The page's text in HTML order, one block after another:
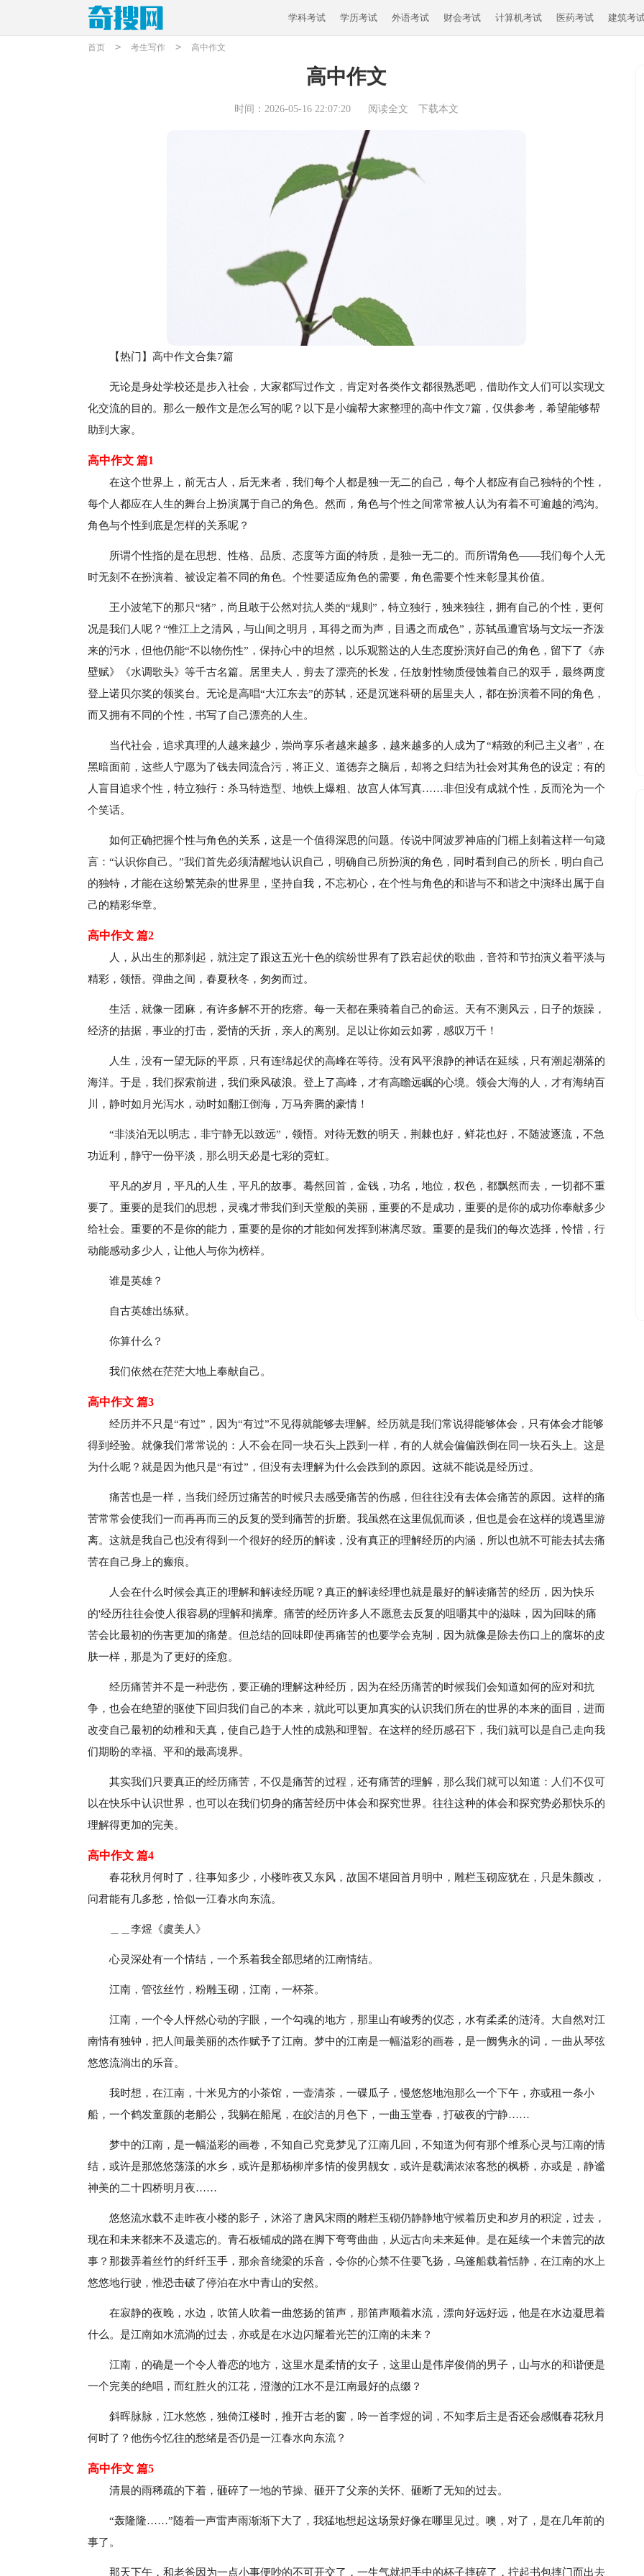
学科考试 学历考试 外语考试 财会考试 计算机考试 医药考试 建筑考
首页 > 考生写作 > 高中作文
高中作文
时间：2026-05-16 22:07:20 阅读全文 下载本文
【热门】高中作文合集7篇
无论是身处学校还是步入社会，大家都写过作文，肯定对各类作文都很熟悉吧，借助作文人们可以实现文
化交流的目的。那么一般作文是怎么写的呢？以下是小编帮大家整理的高中作文7篇，仅供参考，希望能够帮
助到大家。
高中作文 篇1
在这个世界上，前无古人，后无来者，我们每个人都是独一无二的自己，每个人都应有自己独特的个性，
每个人都应在人生的舞台上扮演属于自己的角色。然而，角色与个性之间常常被人认为有着不可逾越的鸿沟。
角色与个性到底是怎样的关系呢？
所谓个性指的是在思想、性格、品质、态度等方面的特质，是独一无二的。而所谓角色——我们每个人无
时无刻不在扮演着、被设定着不同的角色。个性要适应角色的需要，角色需要个性来彰显其价值。
王小波笔下的那只“猪”，尚且敢于公然对抗人类的“规则”，特立独行，独来独往，拥有自己的个性，更何
况是我们人呢？“惟江上之清风，与山间之明月，耳得之而为声，目遇之而成色”，苏轼虽遭官场与文坛一齐泼
来的污水，但他仍能“不以物伤性”，保持心中的坦然，以乐观豁达的人生态度扮演好自己的角色，留下了《赤
壁赋》《水调歌头》等千古名篇。居里夫人，剪去了漂亮的长发，任放射性物质侵蚀着自己的双手，最终两度
登上诺贝尔奖的领奖台。无论是高唱“大江东去”的苏轼，还是沉迷科研的居里夫人，都在扮演着不同的角色，
而又拥有不同的个性，书写了自己漂亮的人生。
当代社会，追求真理的人越来越少，崇尚享乐者越来越多，越来越多的人成为了“精致的利己主义者”，在
黑暗面前，这些人宁愿为了钱去同流合污，将正义、道德弃之脑后，却将之归结为社会对其角色的设定；有的
人盲目追求个性，特立独行：杀马特造型、地铁上爆粗、故宫人体写真……非但没有成就个性，反而沦为一个
个笑话。
如何正确把握个性与角色的关系，这是一个值得深思的问题。传说中阿波罗神庙的门楣上刻着这样一句箴
言：“认识你自己。”我们首先必须清醒地认识自己，明确自己所扮演的角色，同时看到自己的所长，明白自己
的独特，才能在这纷繁芜杂的世界里，坚持自我，不忘初心，在个性与角色的和谐与不和谐之中演绎出属于自
己的精彩华章。
高中作文 篇2
人，从出生的那刹起，就注定了跟这五光十色的缤纷世界有了跌宕起伏的歌曲，音符和节拍演义着平淡与
精彩，领悟。弹曲之间，春夏秋冬，匆匆而过。
生活，就像一团麻，有许多解不开的疙瘩。每一天都在乘骑着自己的命运。天有不测风云，日子的烦躁，
经济的拮据，事业的打击，爱情的夭折，亲人的离别。足以让你如云如雾，感叹万千！
人生，没有一望无际的平原，只有连绵起伏的高峰在等待。没有风平浪静的神话在延续，只有潮起潮落的
海洋。于是，我们探索前进，我们乘风破浪。登上了高峰，才有高瞻远瞩的心境。领会大海的人，才有海纳百
川，静时如月光泻水，动时如翻江倒海，万马奔腾的豪情！
“非淡泊无以明志，非宁静无以致远”，领悟。对待无数的明天，荆棘也好，鲜花也好，不随波逐流，不急
功近利，静守一份平淡，那么明天必是七彩的霓虹。
平凡的岁月，平凡的人生，平凡的故事。蓦然回首，金钱，功名，地位，权色，都飘然而去，一切都不重
要了。重要的是我们的思想，灵魂才带我们到天堂般的美丽，重要的不是成功，重要的是你的成功你奉献多少
给社会。重要的不是你的能力，重要的是你的才能如何发挥到淋漓尽致。重要的是我们的每次选择，怜惜，行
动能感动多少人，让他人与你为榜样。
谁是英雄？
自古英雄出练狱。
你算什么？
我们依然在茫茫大地上奉献自己。
高中作文 篇3
经历并不只是“有过”，因为“有过”不见得就能够去理解。经历就是我们常说得能够体会，只有体会才能够
得到经验。就像我们常常说的：人不会在同一块石头上跌到一样，有的人就会偏偏跌倒在同一块石头上。这是
为什么呢？就是因为他只是“有过”，但没有去理解为什么会跌到的原因。这就不能说是经历过。
痛苦也是一样，当我们经历过痛苦的时候只去感受痛苦的伤感，但往往没有去体会痛苦的原因。这样的痛
苦常常会使我们一而再再而三的反复的受到痛苦的折磨。我虽然在这里侃侃而谈，但也是会在这样的境遇里游
离。这就是我自己也没有得到一个很好的经历的解读，没有真正的理解经历的内涵，所以也就不可能去拭去痛
苦在自己身上的瘢痕。
人会在什么时候会真正的理解和解读经历呢？真正的解读经理也就是最好的解读痛苦的经历，因为快乐
的'经历往往会使人很容易的理解和揣摩。痛苦的经历许多人不愿意去反复的咀嚼其中的滋味，因为回味的痛
苦会比最初的伤害更加的痛楚。但总结的回味即使再痛苦的也要学会克制，因为就像是除去伤口上的腐坏的皮
肤一样，那是为了更好的痊愈。
经历痛苦并不是一种悲伤，要正确的理解这种经历，因为在经历痛苦的时候我们会知道如何的应对和抗
争，也会在绝望的驱使下回归我们自己的本来，就此可以更加真实的认识我们所在的世界的本来的面目，进而
改变自己最初的幼稚和天真，使自己趋于人性的成熟和理智。在这样的经历感召下，我们就可以是自己走向我
们期盼的幸福、平和的最高境界。
其实我们只要真正的经历痛苦，不仅是痛苦的过程，还有痛苦的理解，那么我们就可以知道：人们不仅可
以在快乐中认识世界，也可以在我们切身的痛苦经历中体会和探究世界。往往这种的体会和探究势必那快乐的
理解得更加的完美。
高中作文 篇4
春花秋月何时了，往事知多少，小楼昨夜又东风，故国不堪回首月明中，雕栏玉砌应犹在，只是朱颜改，
问君能有几多愁，恰似一江春水向东流。
＿＿李煜《虞美人》
心灵深处有一个情结，一个系着我全部思绪的江南情结。
江南，管弦丝竹，粉雕玉砌，江南，一杯茶。
江南，一个令人怦然心动的字眼，一个勾魂的地方，那里山有峻秀的仪态，水有柔柔的涟渏。大自然对江
南情有独钟，把人间最美丽的杰作赋予了江南。梦中的江南是一幅溢彩的画卷，是一阙隽永的词，一曲从琴弦
悠悠流淌出的乐音。
我时想，在江南，十米见方的小茶馆，一壶清茶，一碟瓜子，慢悠悠地泡那么一个下午，亦或租一条小
船，一个鹤发童颜的老艄公，我躺在船尾，在皎洁的月色下，一曲玉堂春，打破夜的宁静……
梦中的江南，是一幅溢彩的画卷，不知自己究竟梦见了江南几回，不知道为何有那个维系心灵与江南的情
结，或许是那悠悠荡漾的水乡，或许是那杨柳岸多情的俊男靓女，或许是载满浓浓客愁的枫桥，亦或是，静谧
神美的二十四桥明月夜……
悠悠流水载不走昨夜小楼的影子，沐浴了唐风宋雨的雕栏玉砌仍静静地守候着历史和岁月的积淀，过去，
现在和未来都来不及遗忘的。青石板铺成的路在脚下弯弯曲曲，从远古向未来延伸。是在延续一个未曾完的故
事？那拨弄着丝竹的纤纤玉手，那余音绕梁的乐音，令你的心禁不住要飞扬，乌篷船载着恬静，在江南的水上
悠悠地行驶，惟恐击破了停泊在水中青山的安然。
在寂静的夜晚，水边，吹笛人吹着一曲悠扬的笛声，那笛声顺着水流，漂向好远好远，他是在水边凝思着
什么。是江南如水流淌的过去，亦或是在水边闪耀着光芒的江南的未来？
江南，的确是一个令人眷恋的地方，这里水是柔情的女子，这里山是伟岸俊俏的男子，山与水的和谐便是
一个完美的绝唱，而红胜火的江花，澄澈的江水不是江南最好的点缀？
斜晖脉脉，江水悠悠，独倚江楼时，推开古老的窗，吟一首李煜的词，不知李后主是否还会感慨春花秋月
何时了？他伤今忆往的愁绪是否仍是一江春水向东流？
高中作文 篇5
清晨的雨稀疏的下着，砸碎了一地的节操、砸开了父亲的关怀、砸断了无知的过去。
“轰隆隆……”随着一声雷声雨渐渐下大了，我猛地想起这场景好像在哪里见过。噢，对了，是在几年前的
事了。
那天下午，和老爸因为一点小事便吵的不可开交了，一生气就把手中的杯子摔碎了，拧起书包摔门而出去